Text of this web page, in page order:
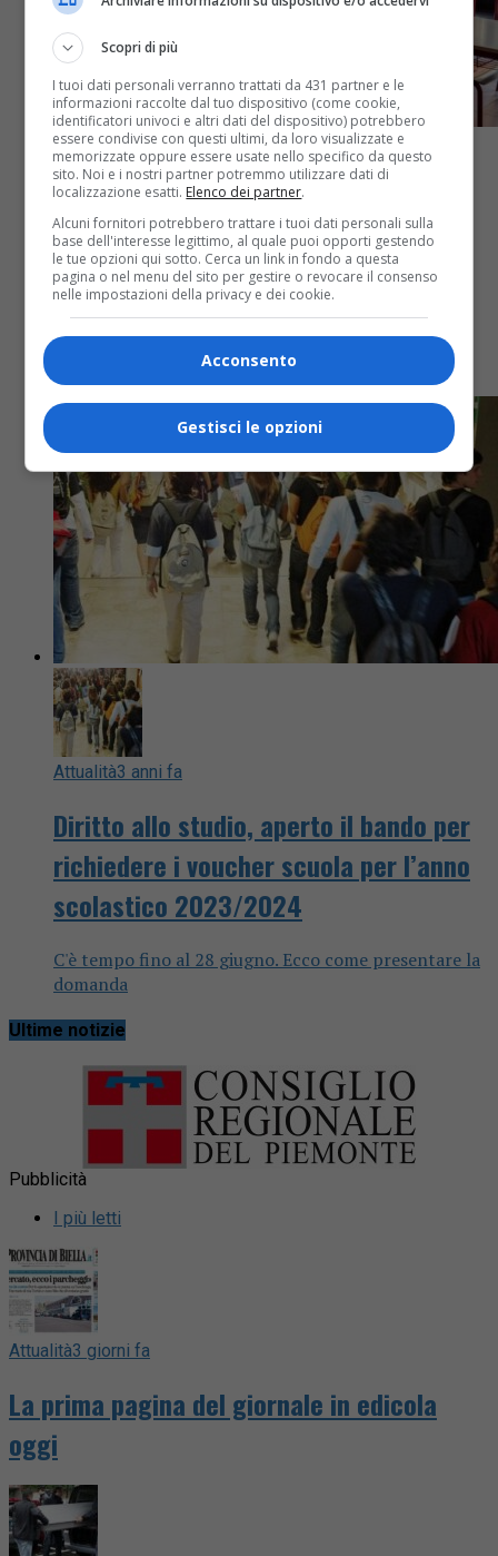
Attualità3 anni fa
Il nuovo calendario scolastico
Si torna in classe lunedì 11 settembre, l’annata
2023/2024 terminerà sabato 8 giugno
Attualità3 anni fa
Diritto allo studio, aperto il bando per
richiedere i voucher scuola per l’anno
scolastico 2023/2024
C'è tempo fino al 28 giugno. Ecco come presentare la
domanda
Ultime notizie
Pubblicità
I più letti
Attualità3 giorni fa
La prima pagina del giornale in edicola
oggi
Scopri di più
I tuoi dati personali verranno trattati da 431 partner e le
informazioni raccolte dal tuo dispositivo (come cookie,
identificatori univoci e altri dati del dispositivo) potrebbero
essere condivise con questi ultimi, da loro visualizzate e
memorizzate oppure essere usate nello specifico da questo
sito. Noi e i nostri partner potremmo utilizzare dati di
localizzazione esatti. Elenco dei partner.
Alcuni fornitori potrebbero trattare i tuoi dati personali sulla
base dell'interesse legittimo, al quale puoi opporti gestendo
le tue opzioni qui sotto. Cerca un link in fondo a questa
pagina o nel menu del sito per gestire o revocare il consenso
nelle impostazioni della privacy e dei cookie.
Acconsento
Gestisci le opzioni